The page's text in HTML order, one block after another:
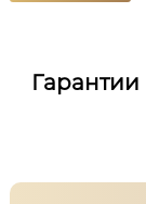
Гарантии